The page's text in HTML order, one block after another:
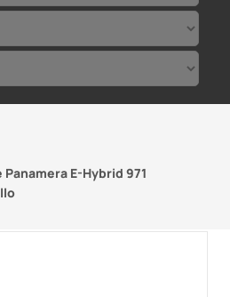
E-Hybrid 971